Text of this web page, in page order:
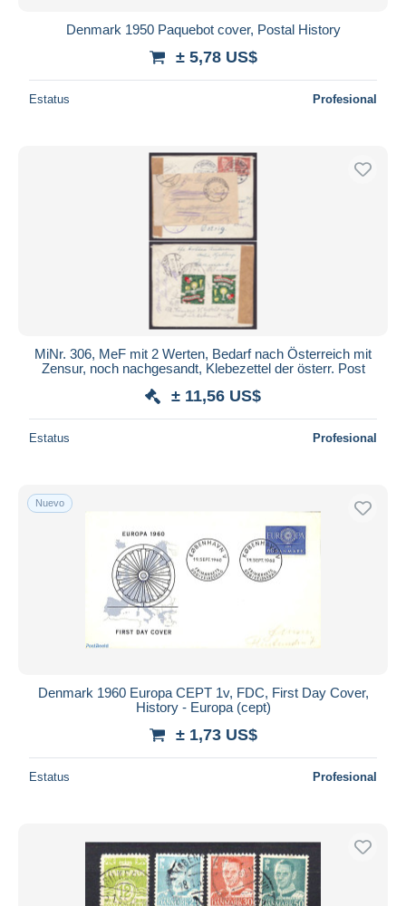
Denmark 1950 Paquebot cover, Postal History
± 5,78 US$
Estatus Profesional
MiNr. 306, MeF mit 2 Werten, Bedarf nach Österreich mit
Zensur, noch nachgesandt, Klebezettel der österr. Post
± 11,56 US$
Estatus Profesional
Nuevo
Denmark 1960 Europa CEPT 1v, FDC, First Day Cover,
History - Europa (cept)
± 1,73 US$
Estatus Profesional